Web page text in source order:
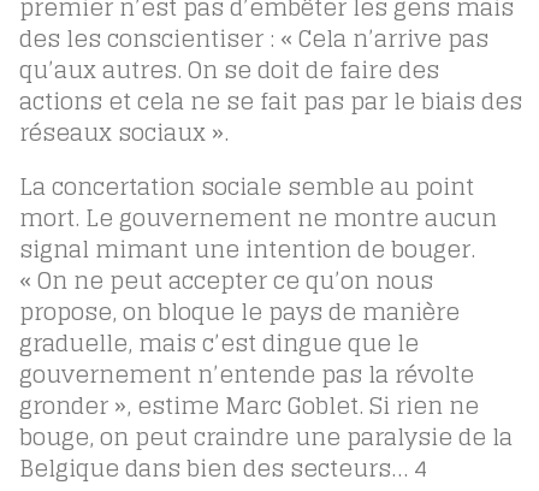
des les conscientiser : « Cela n’arrive pas
qu’aux autres. On se doit de faire des
actions et cela ne se fait pas par le biais des
réseaux sociaux ».
La concertation sociale semble au point
mort. Le gouvernement ne montre aucun
signal mimant une intention de bouger.
« On ne peut accepter ce qu’on nous
propose, on bloque le pays de manière
graduelle, mais c’est dingue que le
gouvernement n’entende pas la révolte
gronder », estime Marc Goblet. Si rien ne
bouge, on peut craindre une paralysie de la
Belgique dans bien des secteurs… 4